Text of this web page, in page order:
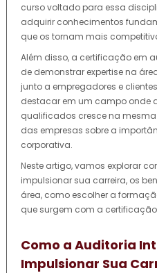
curso voltado para essa
adquirir conhecimentos
que os tornam mais
Além disso, a certificação em
de demonstrar expertise na
junto a empregadores e
destacar em um campo onde
qualificados cresce na
das empresas sobre a
corporativa.
Neste artigo, vamos explorar
impulsionar sua carreira, os
área, como escolher a
que surgem com a
Como a Auditoria
Impulsionar Sua